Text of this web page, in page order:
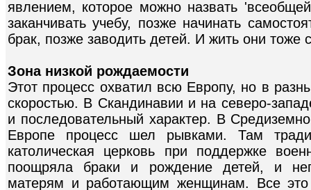
явлением, которое можно назвать
заканчивать учебу, позже начинать
брак, позже заводить детей. И жить они тоже
Зона низкой рождаемости
Этот процесс охватил всю Европу, но в
скоростью. В Скандинавии и на северо-
и последовательный характер. В
Европе процесс шел рывками. Там
католическая церковь при поддержке
поощряла браки и рождение детей, и
матерям и работающим женщинам. Все это